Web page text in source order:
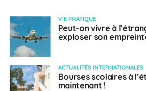
VIE PRATIQUE
Peut-on vivre à
exploser son
ACTUALITÉS INTERNATIONALES
Bourses scolaires à
maintenant !